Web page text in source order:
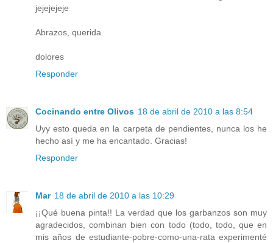
jejejejeje
Abrazos, querida
dolores
Responder
Cocinando entre Olivos 18 de abril de 2010 a las 8:54
Uyy esto queda en la carpeta de pendientes, nunca los he
hecho así y me ha encantado. Gracias!
Responder
Mar 18 de abril de 2010 a las 10:29
¡¡Qué buena pinta!! La verdad que los garbanzos son muy
agradecidos, combinan bien con todo (todo, todo, que en
mis años de estudiante-pobre-como-una-rata experimenté